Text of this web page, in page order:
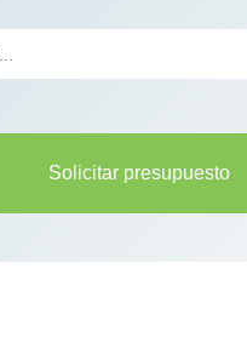
Solicitar presupuesto